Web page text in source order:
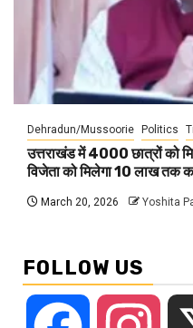
Dehradun/Mussoorie Politics
उत्तराखंड में 4000 छात्रों को
विजेता को मिलेगा 10 लाख तक
March 20, 2026 Yoshita
FOLLOW US